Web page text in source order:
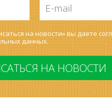
mail
*
на новости» вы даете
данных.